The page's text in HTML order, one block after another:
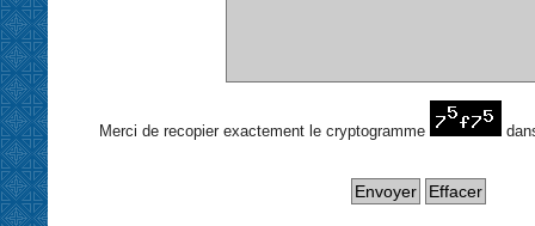
Merci de recopier exactement le cryptogramme